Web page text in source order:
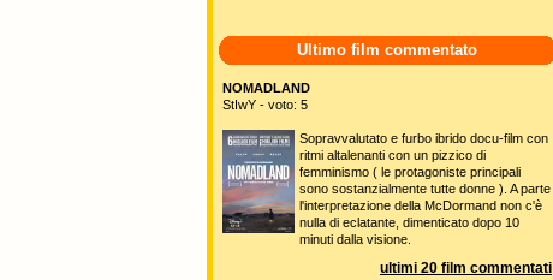
Ultimo film commentato
NOMADLAND
StIwY - voto: 5
Sopravvalutato e furbo ibrido docu-film con
ritmi altalenanti con un pizzico di
femminismo ( le protagoniste principali
sono sostanzialmente tutte donne ). A parte
l'interpretazione della McDormand non c'è
nulla di eclatante, dimenticato dopo 10
minuti dalla visione.
ultimi 20 film commentati